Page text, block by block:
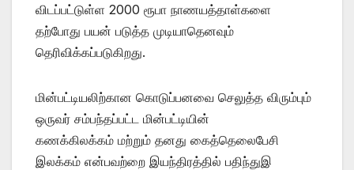
விடப்பட்டுள்ள 2000 ரூபா நாணயத்தாள்களை
தற்போது பயன் படுத்த முடியாதெனவும்
தெரிவிக்கப்படுகிறது.
மின்பட்டியலிற்கான கொடுப்பனவை செலுத்த விரும்பும்
ஒருவர் சம்பந்தப்பட்ட மின்பட்டியின்
கணக்கிலக்கம் மற்றும் தனது கைத்தெலைபேசி
இலக்கம் என்பவற்றை இயந்திரத்தில் பதிந்துஇ